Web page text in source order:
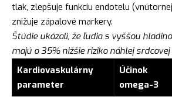
tlak, zlepšuje funkciu endotelu
znižuje zápalové markery.
Štúdie ukázali, že ľudia s vyššou
majú o 35% nižšie riziko náhlej
Kardiovaskulárny
parameter
Účinok
omega-3